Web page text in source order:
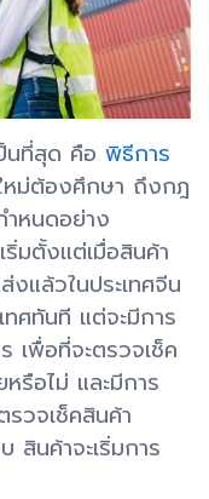
นที่สุด คือ พิธีการ
หม่ต้องศึกษา ถึงกฎ
ำหนดอย่าง
มตั้งแต่เมื่อสินค้า
แล้วในประเทศจีน
ศทันที แต่จะมีการ
เพื่อที่จะตรวจเช็ค
รือไม่ และมีการ
รวจเช็คสินค้า
สินค้าจะเริ่มการ